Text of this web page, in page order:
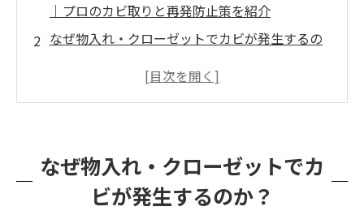
｜プロのカビ取りと再発防止策を紹介
なぜ物入れ・クローゼットでカビが発生するの
カビがもたらす被害とは？衣類への影響と健康
プロのカビ取りはここが違う！徹底除去と再発
なぜ物入れ・クローゼットでカ
ビが発生するのか？